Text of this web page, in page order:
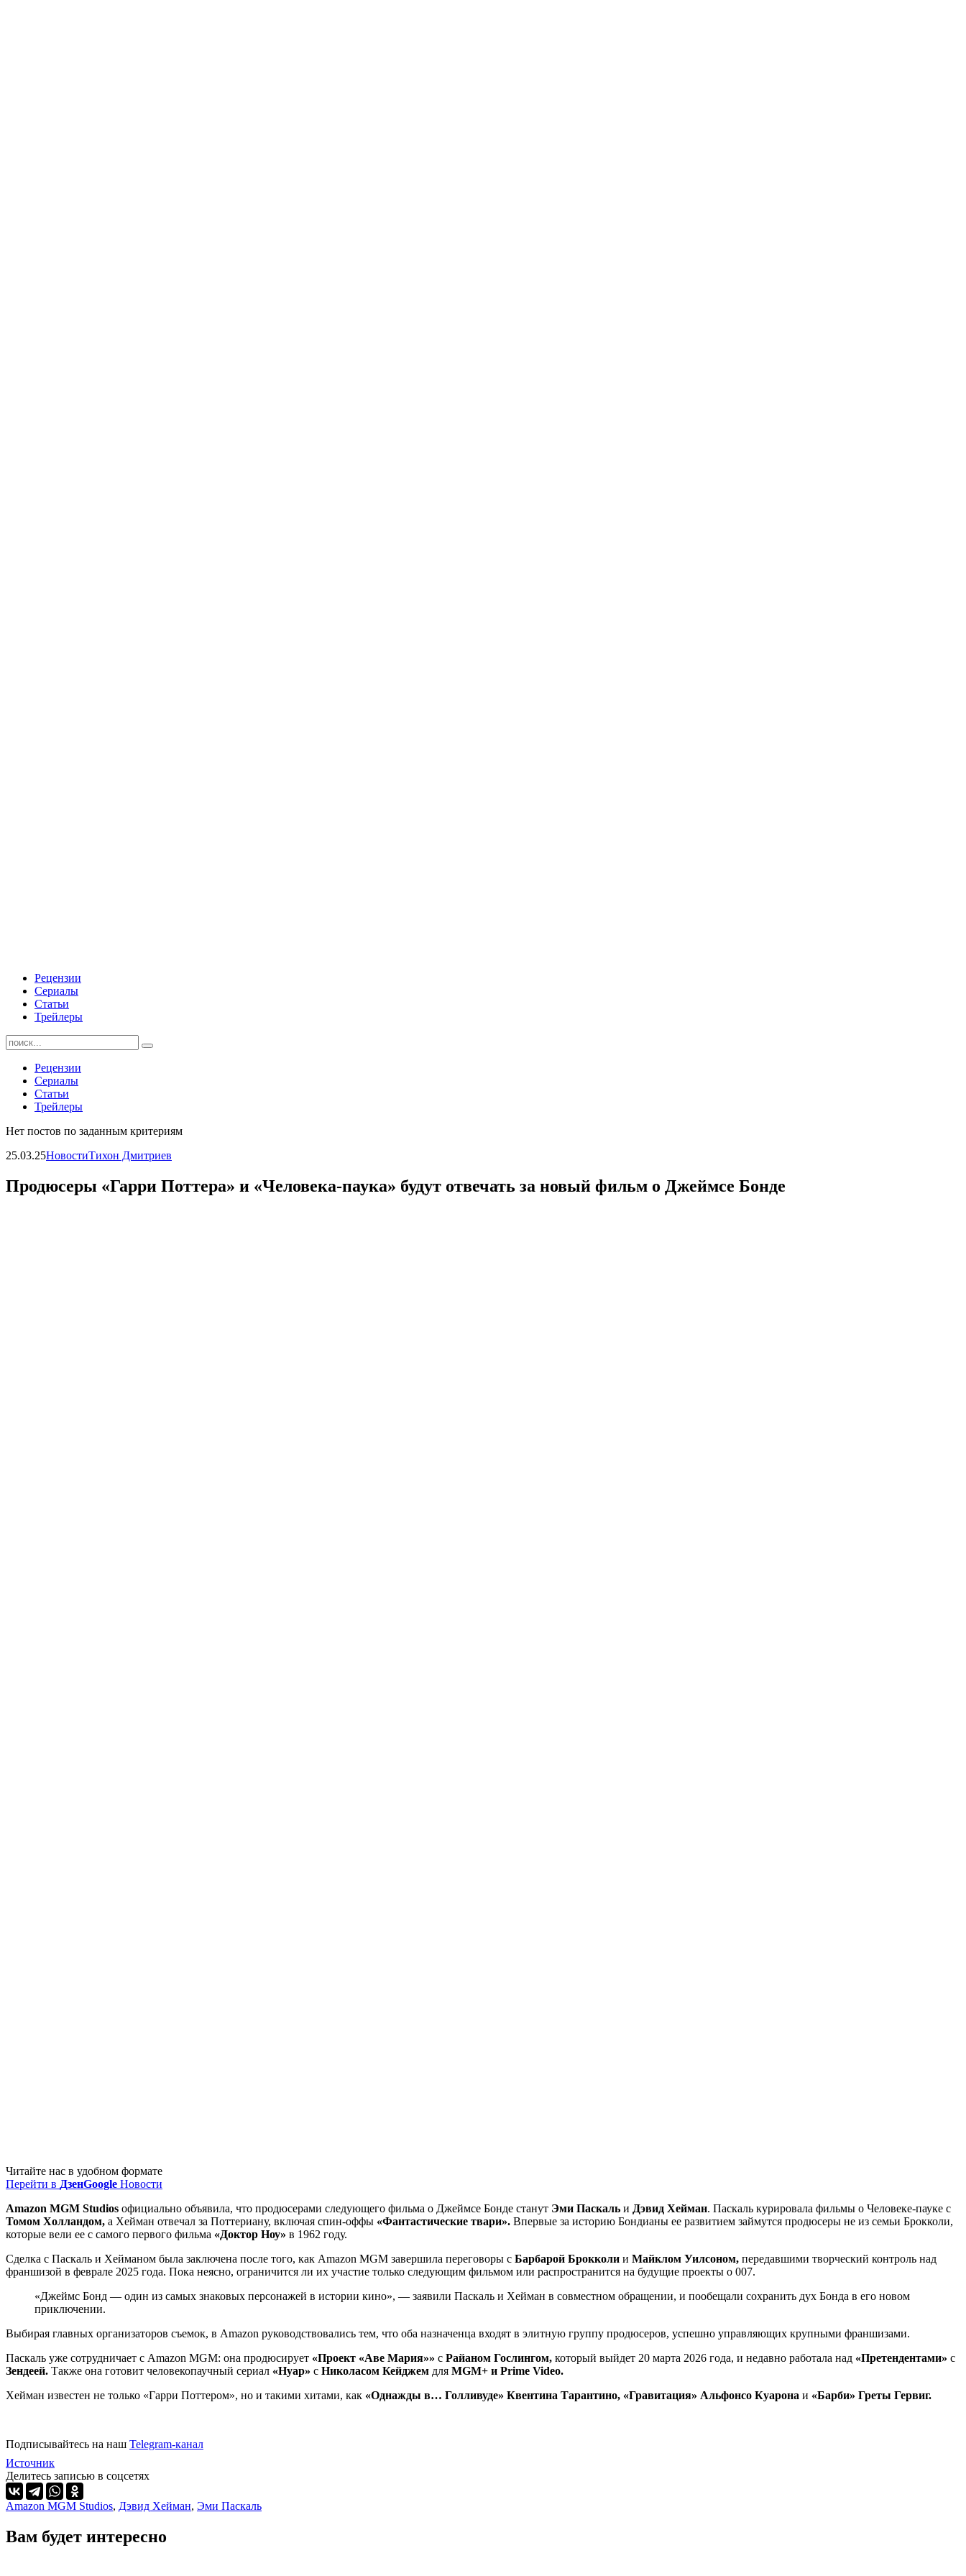
Рецензии
Сериалы
Статьи
Трейлеры
Найти:
Рецензии
Сериалы
Статьи
Трейлеры
Нет постов по заданным критериям
25.03.25НовостиТихон Дмитриев
Продюсеры «Гарри Поттера» и «Человека-паука» будут отвечать за новый фильм о Джеймсе Бонде
Читайте нас в удобном формате
Перейти в ДзенGoogle Новости
Amazon MGM Studios официально объявила, что продюсерами следующего фильма о Джеймсе Бонде станут Эми Паскаль и Дэвид Хейман. Паскаль курировала фильмы о Человеке-пауке с
Томом Холландом, а Хейман отвечал за Поттериану, включая спин-оффы «Фантастические твари». Впервые за историю Бондианы ее развитием займутся продюсеры не из семьи Брокколи,
которые вели ее с самого первого фильма «Доктор Ноу» в 1962 году.
Сделка с Паскаль и Хейманом была заключена после того, как Amazon MGM завершила переговоры с Барбарой Брокколи и Майклом Уилсоном, передавшими творческий контроль над
франшизой в феврале 2025 года. Пока неясно, ограничится ли их участие только следующим фильмом или распространится на будущие проекты о 007.
«Джеймс Бонд — один из самых знаковых персонажей в истории кино», — заявили Паскаль и Хейман в совместном обращении, и пообещали сохранить дух Бонда в его новом
приключении.
Выбирая главных организаторов съемок, в Amazon руководствовались тем, что оба назначенца входят в элитную группу продюсеров, успешно управляющих крупными франшизами.
Паскаль уже сотрудничает с Amazon MGM: она продюсирует «Проект «Аве Мария»» с Райаном Гослингом, который выйдет 20 марта 2026 года, и недавно работала над «Претендентами» с
Зендеей. Также она готовит человекопаучный сериал «Нуар» с Николасом Кейджем для MGM+ и Prime Video.
Хейман известен не только «Гарри Поттером», но и такими хитами, как «Однажды в… Голливуде» Квентина Тарантино, «Гравитация» Альфонсо Куарона и «Барби» Греты Гервиг.
Подписывайтесь на наш Telegram-канал
Источник
Делитесь записью в соцсетях
Amazon MGM Studios, Дэвид Хейман, Эми Паскаль
Вам будет интересно